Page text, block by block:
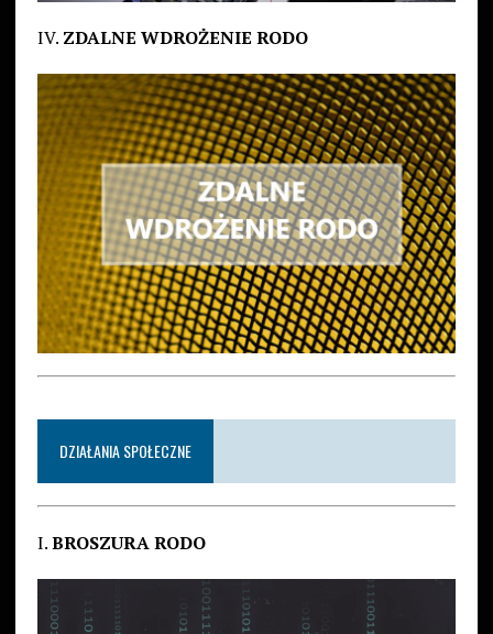
IV. ZDALNE WDROŻENIE RODO
DZIAŁANIA SPOŁECZNE
I.BROSZURA RODO